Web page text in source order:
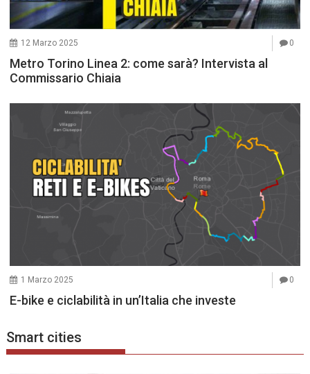
12 Marzo 2025 0
Metro Torino Linea 2: come sarà? Intervista al
Commissario Chiaia
1 Marzo 2025 0
E-bike e ciclabilità in un’Italia che investe
Smart cities